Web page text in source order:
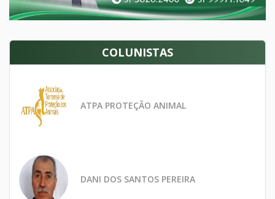
COLUNISTAS
ATPA PROTEÇÃO ANIMAL
DANI DOS SANTOS PEREIRA